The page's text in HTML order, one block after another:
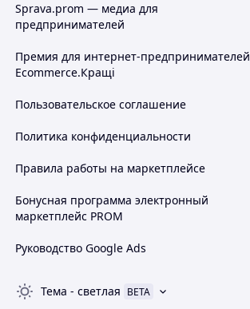
Sprava.prom — медиа для
предпринимателей
Премия для интернет-предпринимателей
Ecommerce.Кращі
Пользовательское соглашение
Политика конфиденциальности
Правила работы на маркетплейсе
Бонусная программа электронный
маркетплейс PROM
Руководство Google Ads
Тема - светлая BETA